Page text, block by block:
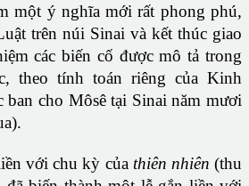
một ý nghĩa mới rất phong phú,
trên núi Sinai và kết thúc giao
các biến cố được mô tả trong
theo tính toán riêng của Kinh
ban cho Môsê tại Sinai năm mươi
với chu kỳ của thiên nhiên (thu